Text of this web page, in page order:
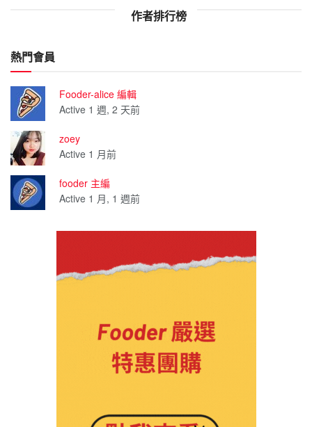
作者排行榜
熱門會員
Fooder-alice 編輯
Active 1 週, 2 天前
zoey
Active 1 月前
fooder 主編
Active 1 月, 1 週前